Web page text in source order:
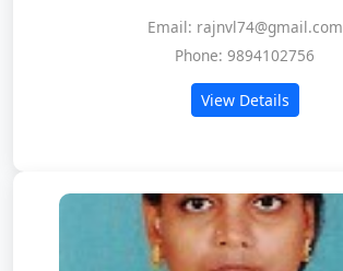
Email: rajnvl74@gmail.com
Phone: 9894102756
View Details